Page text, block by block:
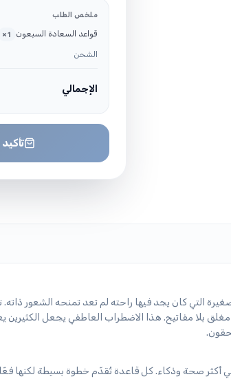
ملخص الطلب
قواعد السعادة السبعون ×1
الشحن
الإجمالي
التي كان يجد فيها راحته لم تعد تمنحه الشعور ذاته.
بلا مفاتيح. هذا الاضطراب العاطفي يجعل الكثيرين
أكثر صحة وذكاء. كل قاعدة تُقدّم خطوة بسيطة لكنها